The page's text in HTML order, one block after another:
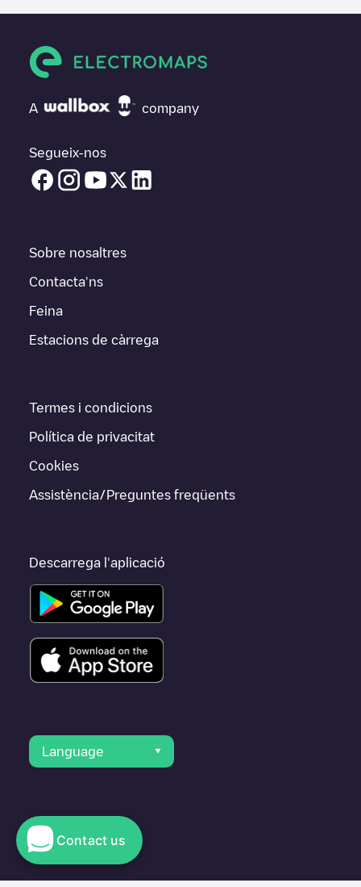
A company
Segueix-nos
Sobre nosaltres
Contacta'ns
Feina
Estacions de càrrega
Termes i condicions
Política de privacitat
Cookies
Assistència/Preguntes freqüents
Descarrega l'aplicació
Language
© 2023 Electromaps
Contact us